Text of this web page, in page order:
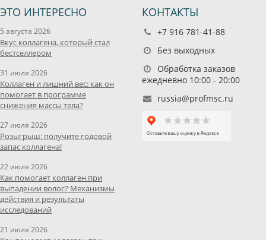
ЭТО ИНТЕРЕСНО
5 августа 2026
Вкус коллагена, который стал
бестселлером
31 июля 2026
Коллаген и лишний вес: как он
помогает в программе
снижения массы тела?
27 июля 2026
Розыгрыш: получите годовой
запас коллагена!
22 июля 2026
Как помогает коллаген при
выпадении волос? Механизмы
действия и результаты
исследований
21 июля 2026
КОНТАКТЫ
+7 916 781-41-88
Без выходных
Обработка заказов
ежедневно 10:00 - 20:00
russia@profmsc.ru